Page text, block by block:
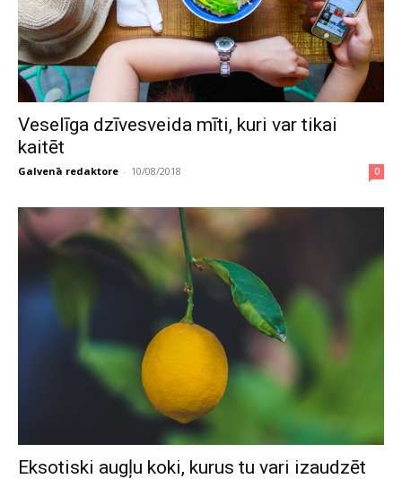
Veselīga dzīvesveida mīti, kuri var tikai
kaitēt
Galvenā redaktore - 10/08/2018 0
Eksotiski augļu koki, kurus tu vari izaudzēt